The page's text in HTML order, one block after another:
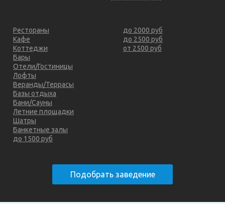
Рестораны
Кафе
Коттеджи
Бары
Отели/Гостиницы
Лофты
Веранды/Террасы
Базы отдыха
Бани/Сауны
Летние площадки
Шатры
Банкетные залы
до 1500 руб
до 2000 руб
до 2500 руб
от 2500 руб
Подобрать заведение